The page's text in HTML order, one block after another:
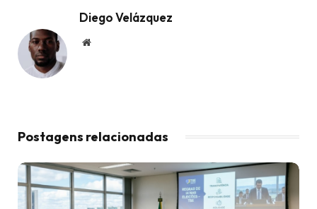
Diego Velázquez
Website
Postagens relacionadas